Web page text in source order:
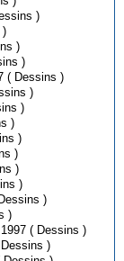
Prisonniers de l'Ile / Sep 1983 ( Dessins )
)
1985 ( Dessins )
/ Sep 1986 ( Dessins )
• Tome 13 : Les seigneurs des plaines / Sep 1987 ( Dessins )
corbeaux / Sep 1988 ( Dessins )
/ Sep 1989 ( Dessins )
( Dessins )
Sep 1991 ( Dessins )
1992 ( Dessins )
1993 ( Dessins )
/ Aou 1994 ( Dessins )
• Tome 21 : Le souffleur de nuages / Aou 1995 ( Dessins )
Dessins )
• Tome 23 : Yakari et les cornes fourchues / Aou 1997 ( Dessins )
• Tome 24 : Yakari et l'ours fantôme / Aou 1998 ( Dessins )